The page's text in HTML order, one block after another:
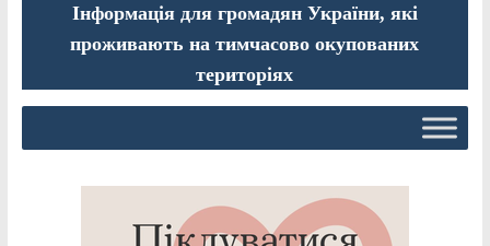
Інформація для громадян України, які
проживають на тимчасово окупованих
територіях